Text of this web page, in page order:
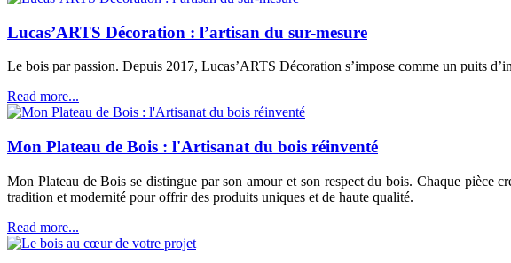
Lucas’ARTS Décoration : l’artisan du sur-mesure
Le bois par passion. Depuis 2017, Lucas’ARTS Décoration s’impose comme un puits
Read more...
Mon Plateau de Bois : l'Artisanat du bois réinventé
Mon Plateau de Bois se distingue par son amour et son respect du bois. Chaque pièce
tradition et modernité pour offrir des produits uniques et de haute qualité.
Read more...